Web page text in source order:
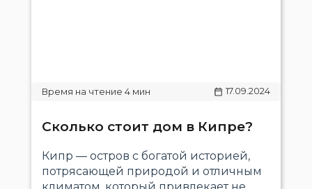
17.09.2024
Сколько стоит дом в Кипре?
Кипр — остров с богатой историей,
потрясающей природой и отличным